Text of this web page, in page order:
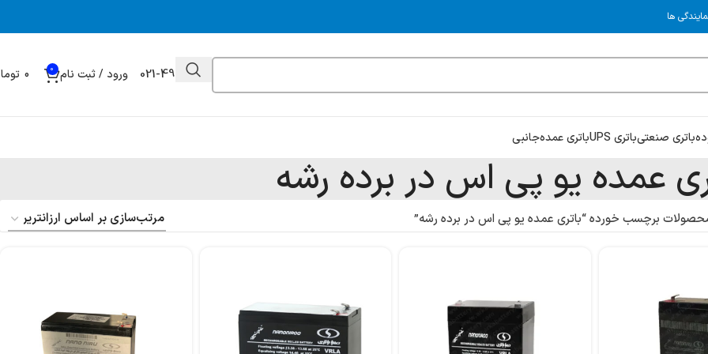
ها
021-49032000 ورود / ثبت نام 0
باتری صنعتیباتری UPS باتری عمدهجانبی
عمده یو پی اس در برده رشه
برچسب خورده “باتری عمده یو پی اس در برده رشه”